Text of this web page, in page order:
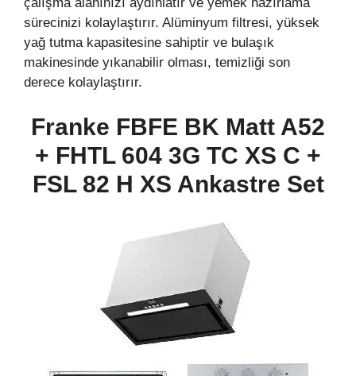
sürecinizi kolaylaştırır. Alüminyum filtresi, yüksek
yağ tutma kapasitesine sahiptir ve bulaşık
makinesinde yıkanabilir olması, temizliği son
derece kolaylaştırır.
Franke FBFE BK Matt A52
+ FHTL 604 3G TC XS C +
FSL 82 H XS Ankastre Set